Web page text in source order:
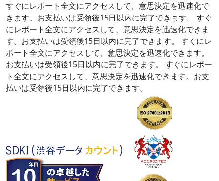
すぐにレポート全文にアクセスして、意思決定を迅速化で
きます。お支払いは受領後15日以内に完了できます。
すぐ
にレポート全文にアクセスして、意思決定を迅速化できま
す。お支払いは受領後15日以内に完了できます。
すぐにレ
ポート全文にアクセスして、意思決定を迅速化できます。
お支払いは受領後15日以内に完了できます。
すぐにレポー
ト全文にアクセスして、意思決定を迅速化できます。お支
払いは受領後15日以内に完了できます。